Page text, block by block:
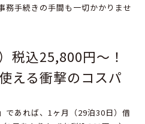
務手続きの手間も一切かかりませ
税込25,800円〜！
える衝撃のコスパ
あれば、 1ヶ月（29泊30日）借